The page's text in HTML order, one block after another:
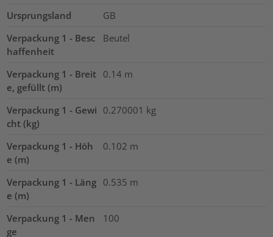
Ursprungsland
GB
Verpackung 1 - Besc
haffenheit
Beutel
Verpackung 1 - Breit
e, gefüllt (m)
0.14 m
Verpackung 1 - Gewi
cht (kg)
0.270001 kg
Verpackung 1 - Höh
e (m)
0.102 m
Verpackung 1 - Läng
e (m)
0.535 m
Verpackung 1 - Men
ge
100